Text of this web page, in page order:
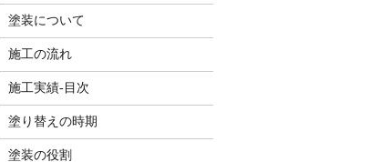
塗装について
施工の流れ
施工実績-目次
塗り替えの時期
塗装の役割